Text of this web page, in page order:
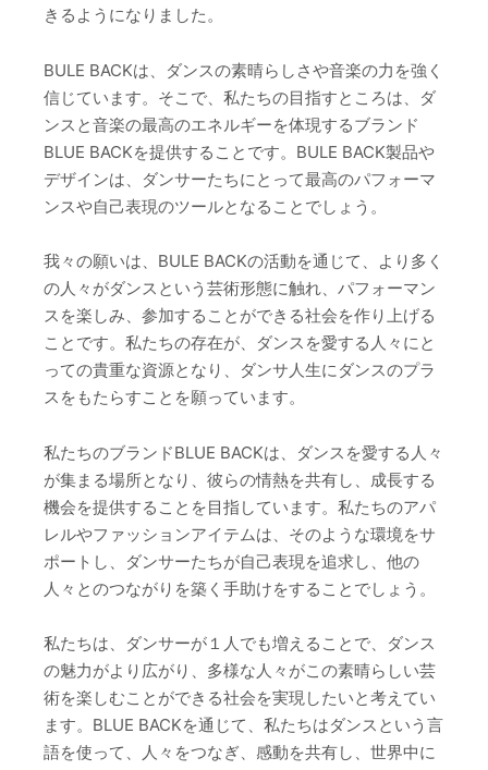
きるようになりました。
BULE BACKは、ダンスの素晴らしさや音楽の力を強く
信じています。そこで、私たちの目指すところは、ダ
ンスと音楽の最高のエネルギーを体現するブランド
BLUE BACKを提供することです。BULE BACK製品や
デザインは、ダンサーたちにとって最高のパフォーマ
ンスや自己表現のツールとなることでしょう。
我々の願いは、BULE BACKの活動を通じて、より多く
の人々がダンスという芸術形態に触れ、パフォーマン
スを楽しみ、参加することができる社会を作り上げる
ことです。私たちの存在が、ダンスを愛する人々にと
っての貴重な資源となり、ダンサ人生にダンスのプラ
スをもたらすことを願っています。
私たちのブランドBLUE BACKは、ダンスを愛する人々
が集まる場所となり、彼らの情熱を共有し、成長する
機会を提供することを目指しています。私たちのアパ
レルやファッションアイテムは、そのような環境をサ
ポートし、ダンサーたちが自己表現を追求し、他の
人々とのつながりを築く手助けをすることでしょう。
私たちは、ダンサーが１人でも増えることで、ダンス
の魅力がより広がり、多様な人々がこの素晴らしい芸
術を楽しむことができる社会を実現したいと考えてい
ます。BLUE BACKを通じて、私たちはダンスという言
語を使って、人々をつなぎ、感動を共有し、世界中に